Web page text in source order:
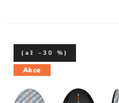
Akce
(až –30 %)